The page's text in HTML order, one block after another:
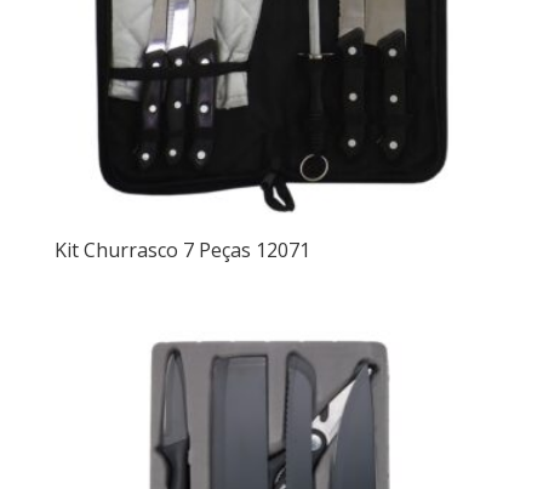
Kit Churrasco 7 Peças 12071